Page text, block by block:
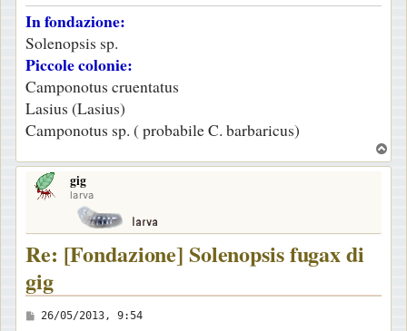
i
o
In fondazione:
Solenopsis sp.
Piccole colonie:
Camponotus cruentatus
Lasius (Lasius)
Camponotus sp. ( probabile C. barbaricus)
o
gig
larva
Re: [Fondazione] Solenopsis fugax di
gig
M
26/05/2013, 9:54